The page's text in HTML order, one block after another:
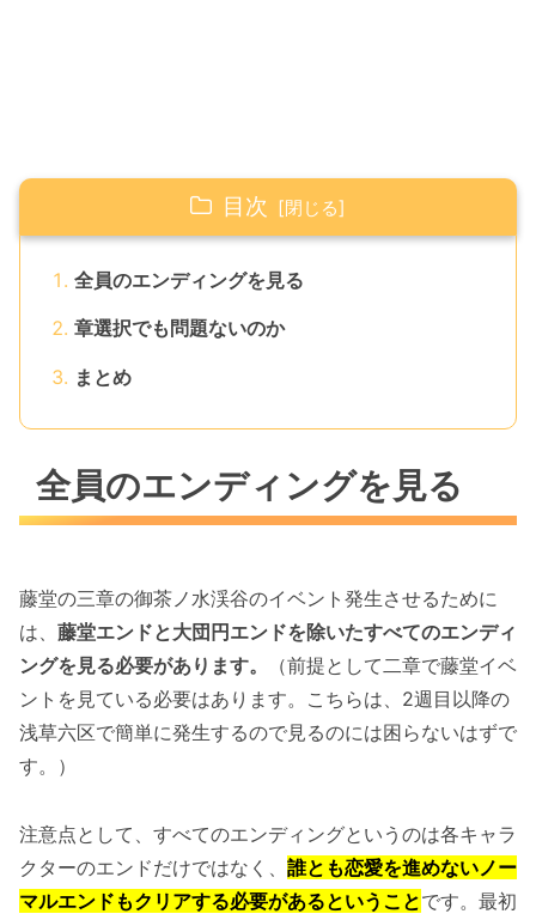
目次
全員のエンディングを見る
章選択でも問題ないのか
まとめ
全員のエンディングを見る
藤堂の三章の御茶ノ水渓谷のイベント発生させるために
は、 藤堂エンドと大団円エンドを除いたすべてのエンディ
ングを見る必要があります。
（前提として二章で藤堂イベ
ントを見ている必要はあります。こちらは、2週目以降の
浅草六区で簡単に発生するので見るのには困らないはずで
す。）
注意点として、すべてのエンディングというのは各キャラ
クターのエンドだけではなく、 誰とも恋愛を進めないノー
マルエンドもクリアする必要があるということです。最初